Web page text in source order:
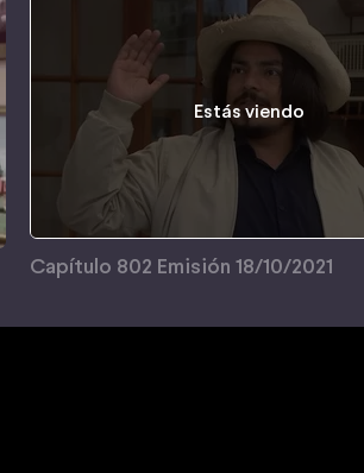
Estás viendo
Capítulo 802 Emisión 18/10/2021